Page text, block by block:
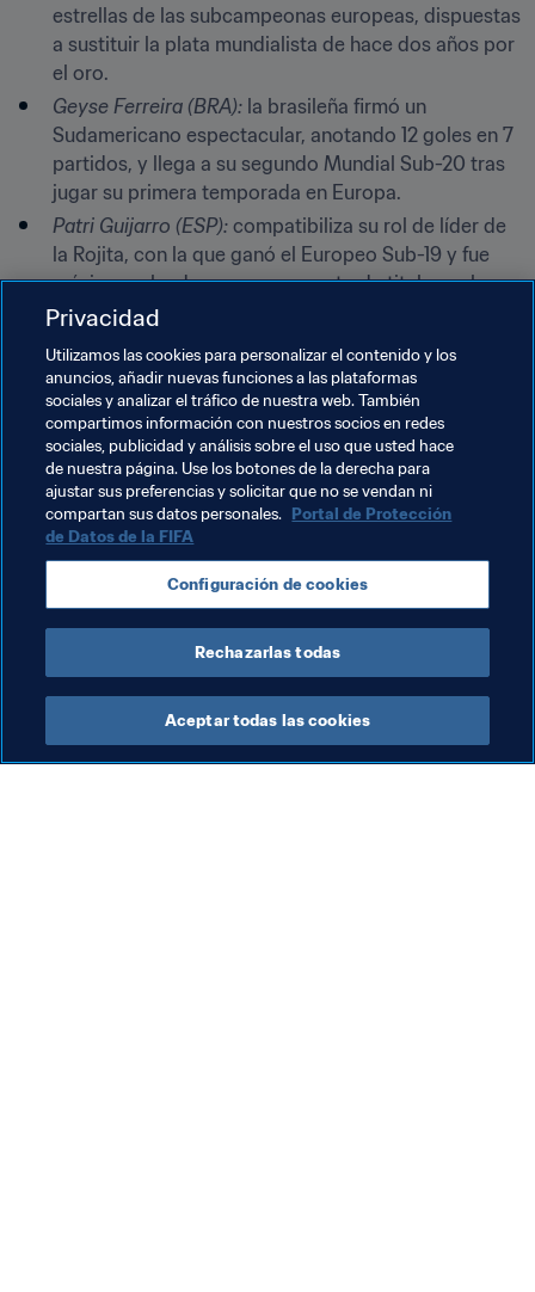
estrellas de las subcampeonas europeas, dispuestas
a sustituir la plata mundialista de hace dos años por
el oro.
Geyse Ferreira (BRA): la brasileña firmó un
Sudamericano espectacular, anotando 12 goles en 7
partidos, y llega a su segundo Mundial Sub-20 tras
jugar su primera temporada en Europa.
Patri Guijarro (ESP): compatibiliza su rol de líder de
la Rojita, con la que ganó el Europeo Sub-19 y fue
máxima goleadora, con un puesto de titular en la
medular de la selección absoluta y del FC
Georgia Stanway (ENG): A sus 19 años, no solo lleva
tiempo encabezando las selecciones juveniles
inglesas. La '10' de las Lionesses suma varias
temporadas jugando al máximo nivel en el
Manchester City.
Temas relacionados
Competiciones Alemania México España
Privacidad
Utilizamos las cookies para personalizar el contenido y los
anuncios, añadir nuevas funciones a las plataformas
sociales y analizar el tráfico de nuestra web. También
compartimos información con nuestros socios en redes
sociales, publicidad y análisis sobre el uso que usted hace
de nuestra página. Use los botones de la derecha para
ajustar sus preferencias y solicitar que no se vendan ni
compartan sus datos personales. Portal de Protección
de Datos de la FIFA
Configuración de cookies
Rechazarlas todas
Aceptar todas las cookies